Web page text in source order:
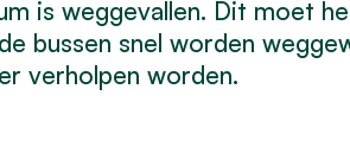
is weggevallen. Dit moet
bussen snel worden
verholpen worden.